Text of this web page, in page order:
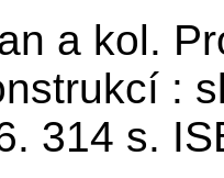
a kol.
:
314 s.